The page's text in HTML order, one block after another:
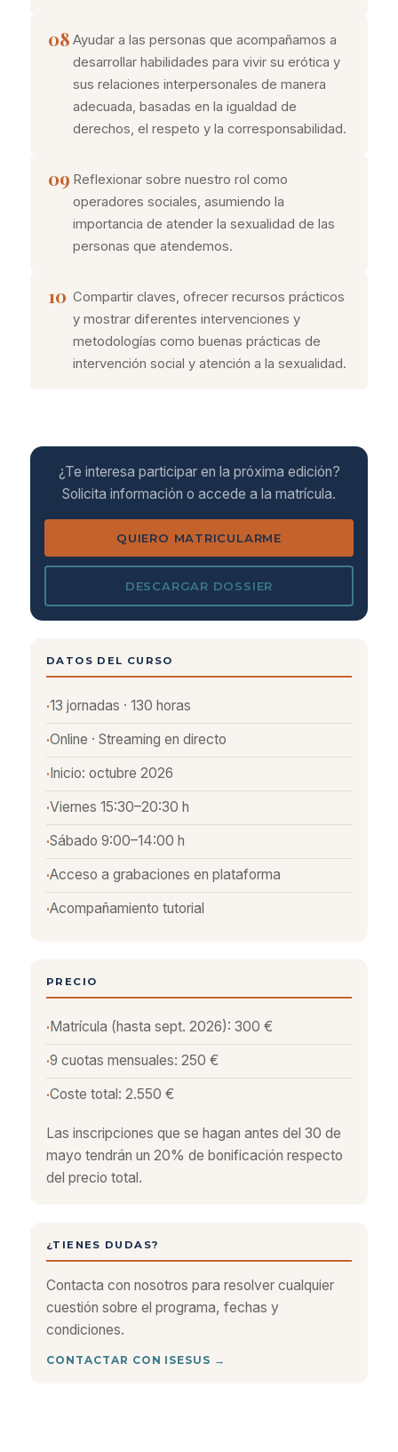
08 Ayudar a las personas que acompañamos a
desarrollar habilidades para vivir su erótica y
sus relaciones interpersonales de manera
adecuada, basadas en la igualdad de
derechos, el respeto y la corresponsabilidad.
09 Reflexionar sobre nuestro rol como
operadores sociales, asumiendo la
importancia de atender la sexualidad de las
personas que atendemos.
10 Compartir claves, ofrecer recursos prácticos
y mostrar diferentes intervenciones y
metodologías como buenas prácticas de
intervención social y atención a la sexualidad.
¿Te interesa participar en la próxima edición?
Solicita información o accede a la matrícula.
QUIERO MATRICULARME
DESCARGAR DOSSIER
DATOS DEL CURSO
13 jornadas · 130 horas
Online · Streaming en directo
Inicio: octubre 2026
Viernes 15:30–20:30 h
Sábado 9:00–14:00 h
Acceso a grabaciones en plataforma
Acompañamiento tutorial
PRECIO
Matrícula (hasta sept. 2026): 300 €
9 cuotas mensuales: 250 €
Coste total: 2.550 €
Las inscripciones que se hagan antes del 30 de
mayo tendrán un 20% de bonificación respecto
del precio total.
¿TIENES DUDAS?
Contacta con nosotros para resolver cualquier
cuestión sobre el programa, fechas y
condiciones.
CONTACTAR CON ISESUS →